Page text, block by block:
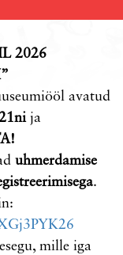
2026
avatud
ja
uhmerdamise
.
mille iga